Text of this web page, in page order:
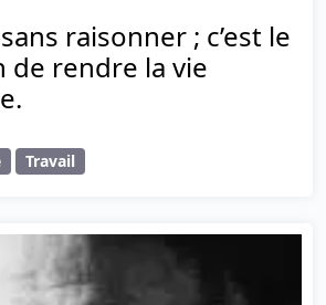
raisonner ; c’est le
de rendre la vie
Travail